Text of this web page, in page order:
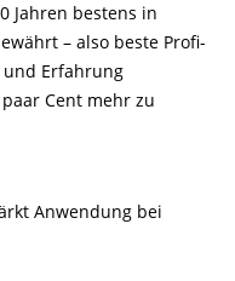
Jahren bestens in
– also beste Profi-
Erfahrung
Cent mehr zu
Anwendung bei